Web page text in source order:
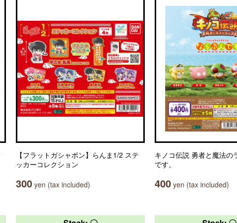
【フラットガシャポン】らんま1/2 ステ
ッカーコレクション
300 yen (tax included)
キノコ伝説 勇者と魔法の
です。
400 yen (tax included)